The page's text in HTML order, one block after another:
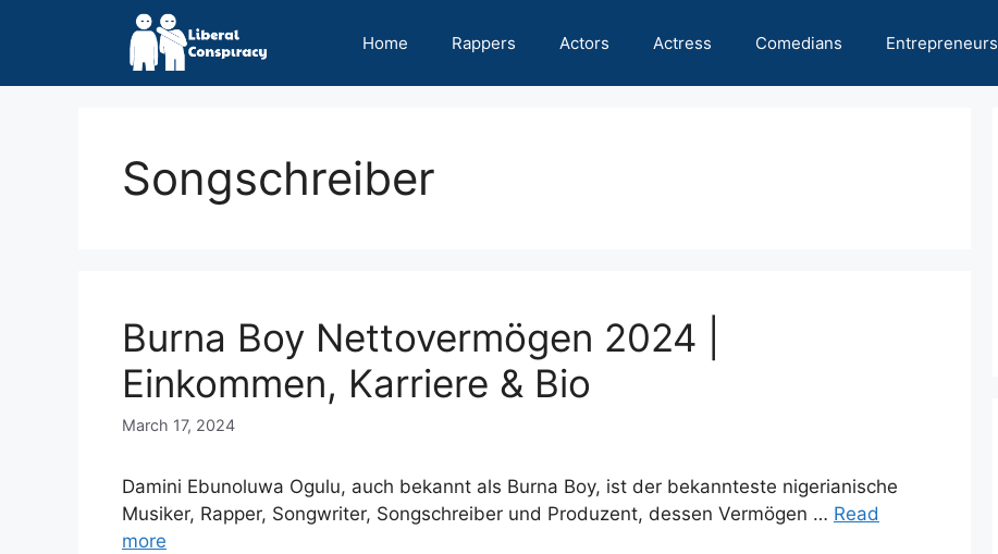
Home Rappers Actors Actress Comedians Entrepreneurs
Songschreiber
Burna Boy Nettovermögen 2024 |
Einkommen, Karriere & Bio
March 17, 2024
Damini Ebunoluwa Ogulu, auch bekannt als Burna Boy, ist der bekannteste nigerianische
Musiker, Rapper, Songwriter, Songschreiber und Produzent, dessen Vermögen … Read
more